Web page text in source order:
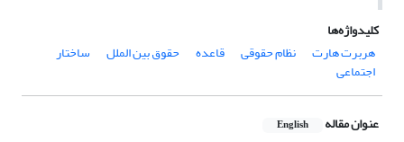
کلیدواژه‌ها
هربرت هارت
نظام حقوقی قاعده حقوق بین الملل ساختار
اجتماعی
عنوان مقاله English